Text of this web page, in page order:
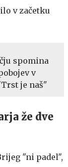
v začetku
spomina
v
je naš"
že dve
"ni padel",